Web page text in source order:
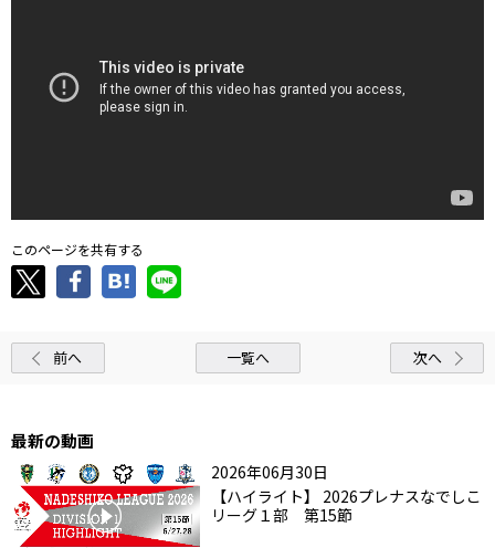
このページを共有する
前へ 一覧へ 次へ
最新の動画
2026年06月30日
【ハイライト】 2026プレナスなでしこ
リーグ１部 第15節